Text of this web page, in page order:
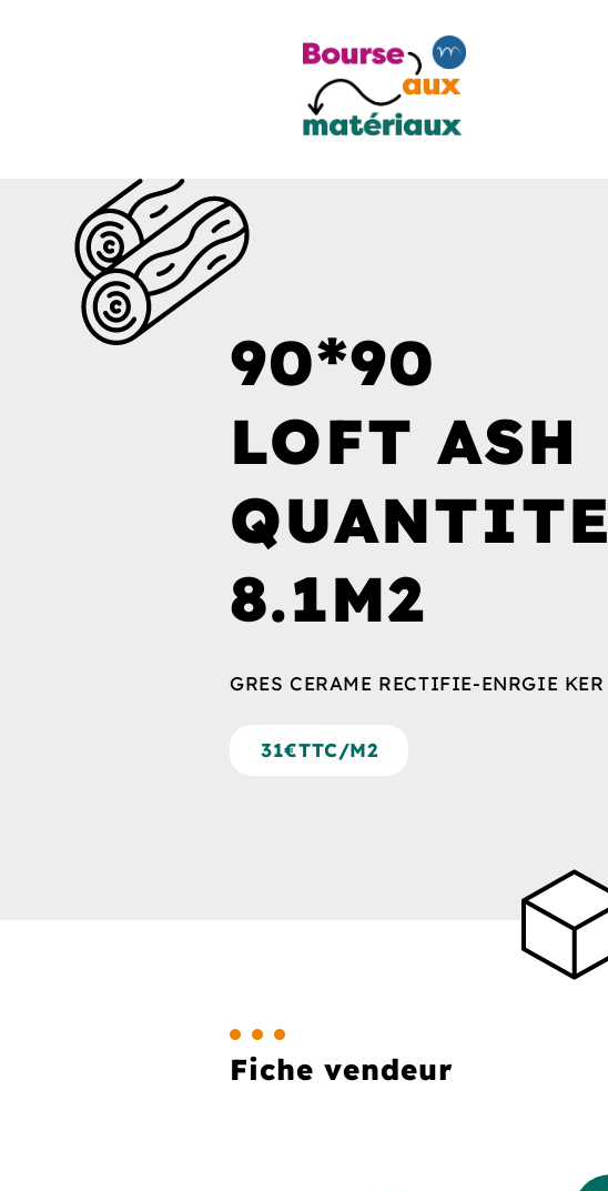
90*90
LOFT ASH
QUANTITE
8.1M2
GRES CERAME RECTIFIE-ENRGIE KER
31€TTC/M2
Fiche vendeur